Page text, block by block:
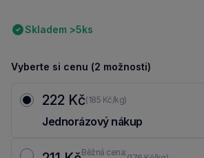
Skladem >5ks
Vyberte si cenu (2 možnosti)
222 Kč(185 Kč/kg)
Jednorázový nákup
Běžná cena: